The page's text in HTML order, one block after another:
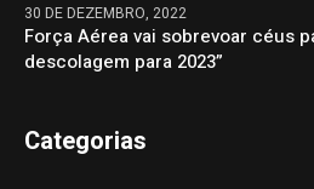
30 DE DEZEMBRO, 2022
Força Aérea vai sobrevoar céus
descolagem para 2023”
Categorias